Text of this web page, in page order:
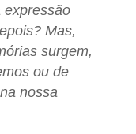
expressão
Mas,
surgem,
ou de
nossa